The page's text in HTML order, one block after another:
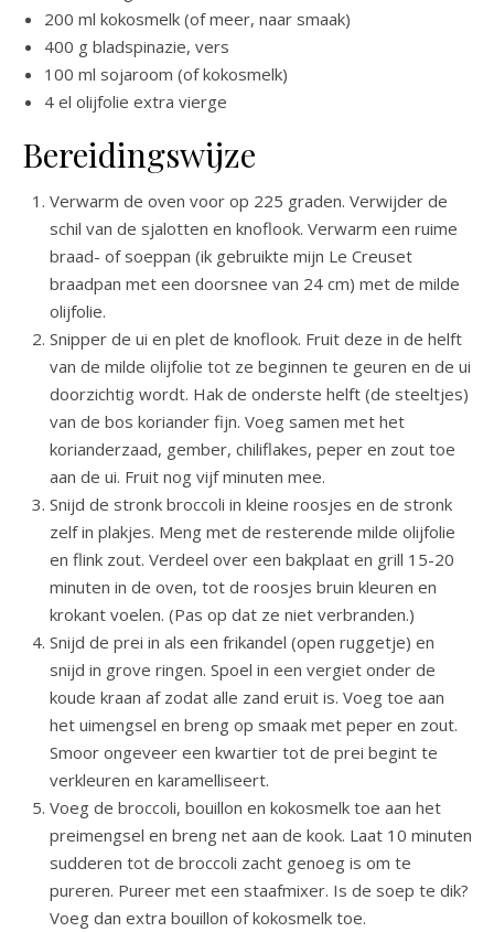
200 ml kokosmelk (of meer, naar smaak)
400 g bladspinazie, vers
100 ml sojaroom (of kokosmelk)
4 el olijfolie extra vierge
Bereidingswijze
Verwarm de oven voor op 225 graden. Verwijder de
schil van de sjalotten en knoflook. Verwarm een ruime
braad- of soeppan (ik gebruikte mijn Le Creuset
braadpan met een doorsnee van 24 cm) met de milde
olijfolie.
Snipper de ui en plet de knoflook. Fruit deze in de helft
van de milde olijfolie tot ze beginnen te geuren en de ui
doorzichtig wordt. Hak de onderste helft (de steeltjes)
van de bos koriander fijn. Voeg samen met het
korianderzaad, gember, chiliflakes, peper en zout toe
aan de ui. Fruit nog vijf minuten mee.
Snijd de stronk broccoli in kleine roosjes en de stronk
zelf in plakjes. Meng met de resterende milde olijfolie
en flink zout. Verdeel over een bakplaat en grill 15-20
minuten in de oven, tot de roosjes bruin kleuren en
krokant voelen. (Pas op dat ze niet verbranden.)
Snijd de prei in als een frikandel (open ruggetje) en
snijd in grove ringen. Spoel in een vergiet onder de
koude kraan af zodat alle zand eruit is. Voeg toe aan
het uimengsel en breng op smaak met peper en zout.
Smoor ongeveer een kwartier tot de prei begint te
verkleuren en karamelliseert.
Voeg de broccoli, bouillon en kokosmelk toe aan het
preimengsel en breng net aan de kook. Laat 10 minuten
sudderen tot de broccoli zacht genoeg is om te
pureren. Pureer met een staafmixer. Is de soep te dik?
Voeg dan extra bouillon of kokosmelk toe.